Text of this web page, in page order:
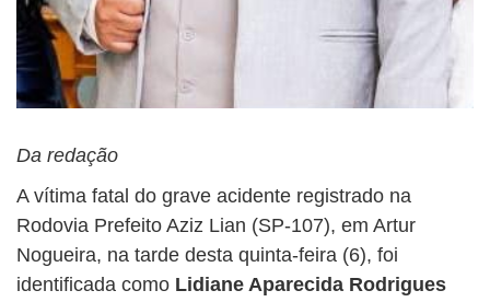
Da redação
A vítima fatal do grave acidente registrado na
Rodovia Prefeito Aziz Lian (SP-107), em Artur
Nogueira, na tarde desta quinta-feira (6), foi
identificada como Lidiane Aparecida Rodrigues